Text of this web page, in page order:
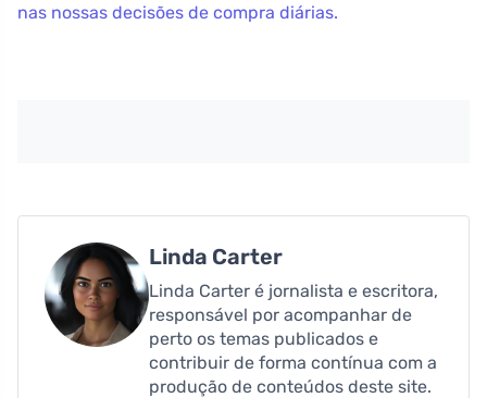
nas nossas decisões de compra diárias.
Linda Carter
Linda Carter é jornalista e escritora,
responsável por acompanhar de
perto os temas publicados e
contribuir de forma contínua com a
produção de conteúdos deste site.